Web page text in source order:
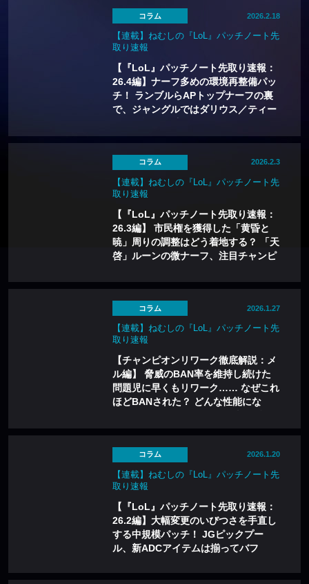
コラム 2026.2.18
【連載】ねむしの『LoL』パッチノート先
取り速報
【『LoL』パッチノート先取り速報：
26.4編】ナーフ多めの環境再整備パッ
チ！ ランブルらAPトップナーフの裏
で、ジャングルではダリウス／ティー
マン...！！
コラム 2026.2.3
【連載】ねむしの『LoL』パッチノート先
取り速報
【『LoL』パッチノート先取り速報：
26.3編】 市民権を獲得した「黄昏と
暁」周りの調整はどう着地する？ 「天
啓」ルーンの微ナーフ、注目チャンピ
コラム 2026.1.27
【連載】ねむしの『LoL』パッチノート先
取り速報
【チャンピオンリワーク徹底解説：メ
ル編】 脅威のBAN率を維持し続けた
問題児に早くもリワーク…… なぜこれ
ほどBANされた？ どんな性能にな
コラム 2026.1.20
【連載】ねむしの『LoL』パッチノート先
取り速報
【『LoL』パッチノート先取り速報：
26.2編】大幅変更のいびつさを手直し
する中規模パッチ！ JGピックプー
ル、新ADCアイテムは揃ってバフ